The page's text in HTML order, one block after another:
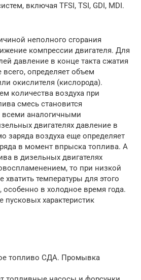
включая TFSI, TSI, GDI, MDI.
неполного сгорания
компрессии двигателя. Для
давление в конце такта сжатия
определяет объем
окислителя (кислорода).
количества воздуха при
смесь становится
всеми аналогичными
двигателях давление в
заряда воздуха еще определяет
в момент впрыска топлива. А
в дизельных двигателях
то при низкой
температуры для этого
в холодное время года.
пусковых характеристик
топливо СДА. Промывка